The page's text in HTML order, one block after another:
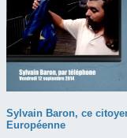
Sylvain Baron, ce
Européenne